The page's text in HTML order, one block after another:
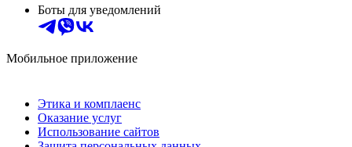
Боты для уведомлений
Мобильное приложение
Этика и комплаенс
Оказание услуг
Использование сайтов